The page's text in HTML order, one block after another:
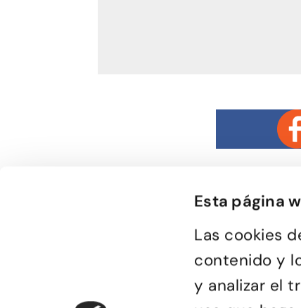
Esta página
Las cookies
contenido y
y analizar el
Bailongu és una
donde gente
descubre el
encuentra en el